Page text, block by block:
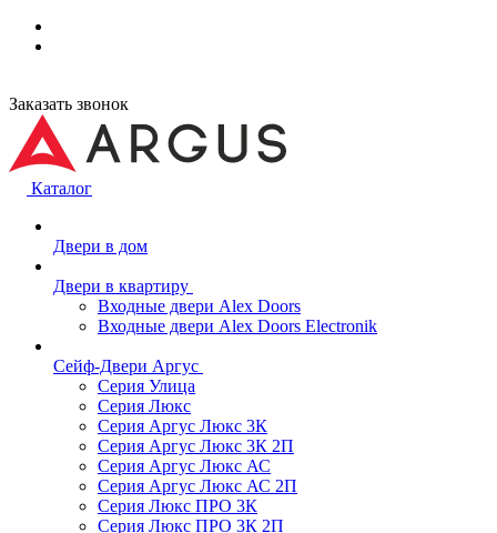
Заказать звонок
Каталог
Двери в дом
Двери в квартиру
Входные двери Alex Doors
Входные двери Alex Doors Electronik
Сейф-Двери Аргус
Серия Улица
Серия Люкс
Серия Аргус Люкс 3К
Серия Аргус Люкс 3К 2П
Серия Аргус Люкс АС
Серия Аргус Люкс АС 2П
Серия Люкс ПРО 3К
Серия Люкс ПРО 3К 2П